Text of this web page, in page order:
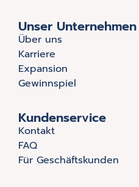
Unser Unternehmen
Über uns
Karriere
Expansion
Gewinnspiel
Kundenservice
Kontakt
FAQ
Für Geschäftskunden